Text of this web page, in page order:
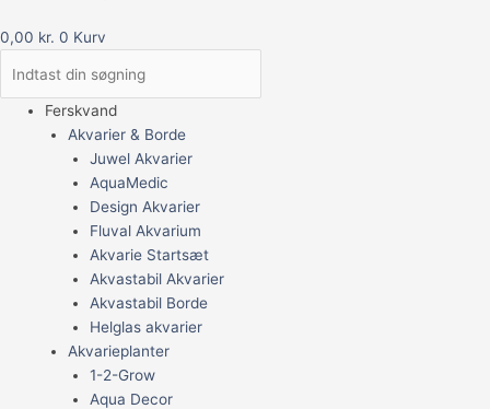
0,00 kr. 0 Kurv
Ferskvand
Akvarier & Borde
Juwel Akvarier
AquaMedic
Design Akvarier
Fluval Akvarium
Akvarie Startsæt
Akvastabil Akvarier
Akvastabil Borde
Helglas akvarier
Akvarieplanter
1-2-Grow
Aqua Decor